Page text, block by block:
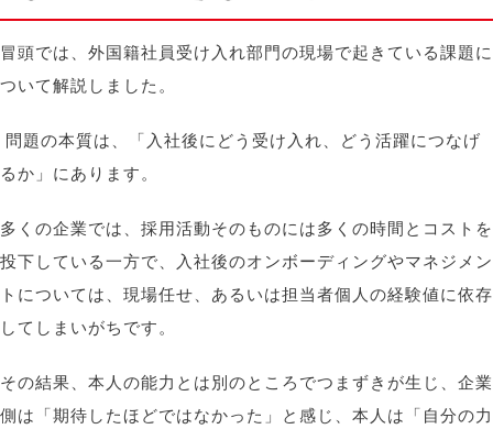
冒頭では、外国籍社員受け入れ部門の現場で起きている課題に
ついて解説しました。
問題の本質は、「入社後にどう受け入れ、どう活躍につなげ
るか」にあります。
多くの企業では、採用活動そのものには多くの時間とコストを
投下している一方で、入社後のオンボーディングやマネジメン
トについては、現場任せ、あるいは担当者個人の経験値に依存
してしまいがちです。
その結果、本人の能力とは別のところでつまずきが生じ、企業
側は「期待したほどではなかった」と感じ、本人は「自分の力